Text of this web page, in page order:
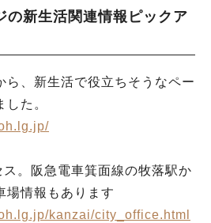
の新生活関連情報ピックア
ら、新生活で役立ちそうなペー
た。
。阪急電車箕面線の牧落駅か
場情報もあります
kanzai/city_office.html